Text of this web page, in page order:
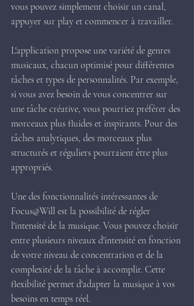
vous pouvez simplement choisir un canal,
appuyer sur play et commencer à travailler.
L'application propose une variété de genres
musicaux, chacun optimisé pour différentes
tâches et types de personnalités. Par exemple,
si vous avez besoin de vous concentrer sur
une tâche créative, vous pourriez préférer des
morceaux plus fluides et inspirants. Pour des
tâches analytiques, des morceaux plus
structurés et réguliers pourraient être plus
appropriés.
Une des fonctionnalités intéressantes de
Focus@Will est la possibilité de régler
l'intensité de la musique. Vous pouvez choisir
entre plusieurs niveaux d'intensité en fonction
de votre niveau de concentration et de la
complexité de la tâche à accomplir. Cette
flexibilité permet d'adapter la musique à vos
besoins en temps réel.